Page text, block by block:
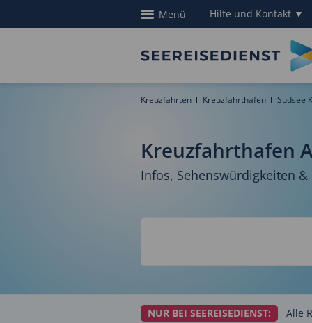
Menü Hilfe und Kontakt ▼
Kreuzfahrten Kreuzfahrthäfen Südsee
Kreuzfahrthafen
Infos, Sehenswürdigkeiten &
NUR BEI SEEREISEDIENST:
Alle